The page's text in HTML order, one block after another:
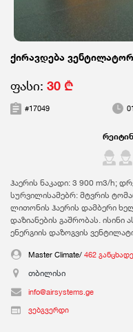
ქირავდება
ფასი: 30 ₾
#17049
ჰაერის ნაკადი: 3 900 m3/h;
სურვილისამებრ: მტვრის
ლითონის ჰაერის დამბერი
დაზიანების გაშრობას. ისინი
ენერგიის დაზოგვის
Master Climate/ 462
თბილისი
info@airsystems.ge
ვებგვერდი